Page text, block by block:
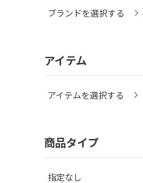
ブランドを選択する
アイテム
アイテムを選択する
商品タイプ
指定なし